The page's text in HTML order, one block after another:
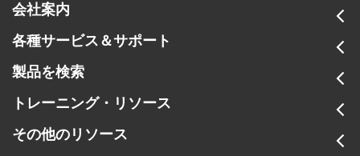
会社案内
各種サービス＆サポート
製品を検索
トレーニング・リソース
その他のリソース